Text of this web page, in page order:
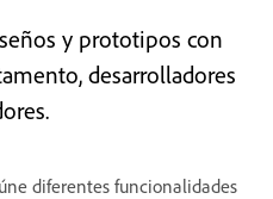
y prototipos con
desarrolladores
diferentes funcionalidades